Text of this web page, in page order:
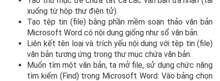
xuống từ hộp thư điện tử).
Tạo tệp tin (file) bằng phần mềm soạn thảo văn bản
Microsoft Word có nội dung giống như sổ văn bản.
Liên kết tên loại và trích yếu nội dung với tệp tin (file)
văn bản tương ứng trong thư mục chứa văn bản.
Muốn tìm một văn bản, ta mở file, sử dụng chức năng
tìm kiếm (Find) trong Microsoft Word: Vào bảng chọn